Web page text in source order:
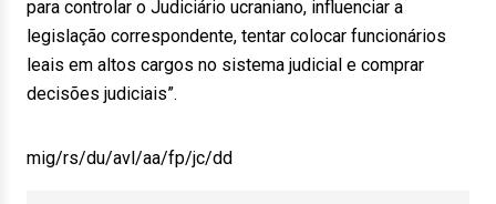
para controlar o Judiciário ucraniano, influenciar a
legislação correspondente, tentar colocar funcionários
leais em altos cargos no sistema judicial e comprar
decisões judiciais”.
mig/rs/du/avl/aa/fp/jc/dd